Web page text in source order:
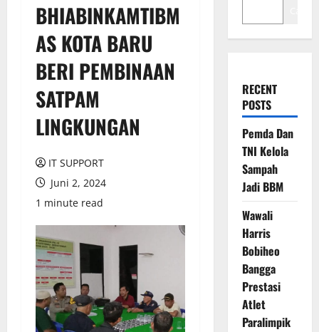
BHIABINKAMTIBM
AS KOTA BARU
BERI PEMBINAAN
SATPAM
LINGKUNGAN
IT SUPPORT
Juni 2, 2024
1 minute read
RECENT
POSTS
Pemda Dan
TNI Kelola
Sampah
Jadi BBM
Wawali
Harris
Bobiheo
Bangga
Prestasi
Atlet
Paralimpik